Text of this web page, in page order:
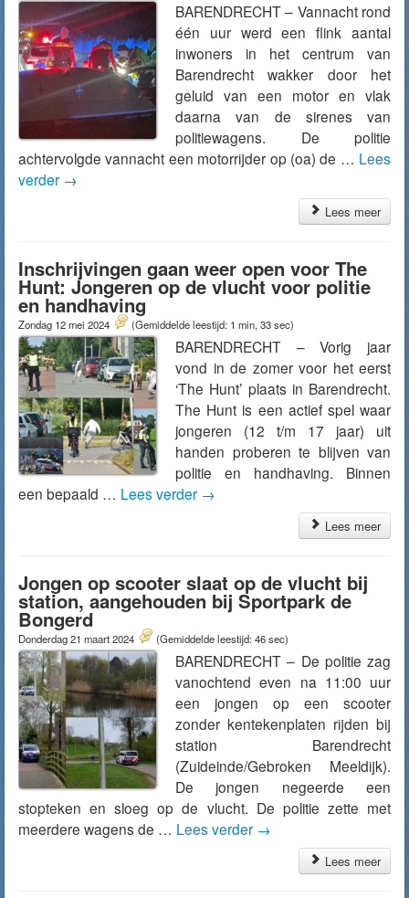
BARENDRECHT – Vannacht rond
één uur werd een flink aantal
inwoners in het centrum van
Barendrecht wakker door het
geluid van een motor en vlak
daarna van de sirenes van
politiewagens. De politie
achtervolgde vannacht een motorrijder op (oa) de … Lees
verder →
Lees meer
Inschrijvingen gaan weer open voor The
Hunt: Jongeren op de vlucht voor politie
en handhaving
Zondag 12 mei 2024 (Gemiddelde leestijd: 1 min, 33 sec)
BARENDRECHT – Vorig jaar
vond in de zomer voor het eerst
‘The Hunt’ plaats in Barendrecht.
The Hunt is een actief spel waar
jongeren (12 t/m 17 jaar) uit
handen proberen te blijven van
politie en handhaving. Binnen
een bepaald … Lees verder →
Lees meer
Jongen op scooter slaat op de vlucht bij
station, aangehouden bij Sportpark de
Bongerd
Donderdag 21 maart 2024 (Gemiddelde leestijd: 46 sec)
BARENDRECHT – De politie zag
vanochtend even na 11:00 uur
een jongen op een scooter
zonder kentekenplaten rijden bij
station Barendrecht
(Zuideinde/Gebroken Meeldijk).
De jongen negeerde een
stopteken en sloeg op de vlucht. De politie zette met
meerdere wagens de … Lees verder →
Lees meer